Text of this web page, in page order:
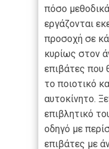
πόσο
εργάζονται
προσοχή σε
κυρίως στον
επιβάτες που
το ποιοτικό
αυτοκίνητο.
επιβλητικό
οδηγό με
επιβάτες με